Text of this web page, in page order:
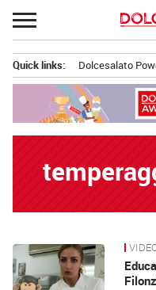
Passa
al
principale
Quick links: Dolcesalato
News